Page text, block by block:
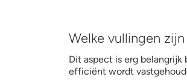
Welke vullingen zijn
Dit aspect is erg belangrijk
efficiënt wordt